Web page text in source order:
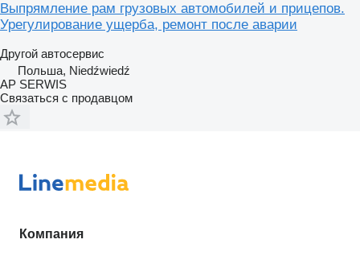
Выпрямление рам грузовых автомобилей и прицепов.
Урегулирование ущерба, ремонт после аварии
Другой автосервис
Польша, Niedźwiedź
AP SERWIS
Связаться с продавцом
Компания